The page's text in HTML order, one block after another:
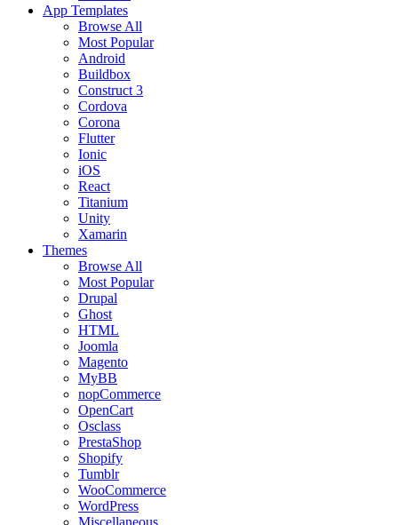
App Templates
Browse All
Most Popular
Android
Buildbox
Construct 3
Cordova
Corona
Flutter
Ionic
iOS
React
Titanium
Unity
Xamarin
Themes
Browse All
Most Popular
Drupal
Ghost
HTML
Joomla
Magento
MyBB
nopCommerce
OpenCart
Osclass
PrestaShop
Shopify
Tumblr
WooCommerce
WordPress
Miscellaneous